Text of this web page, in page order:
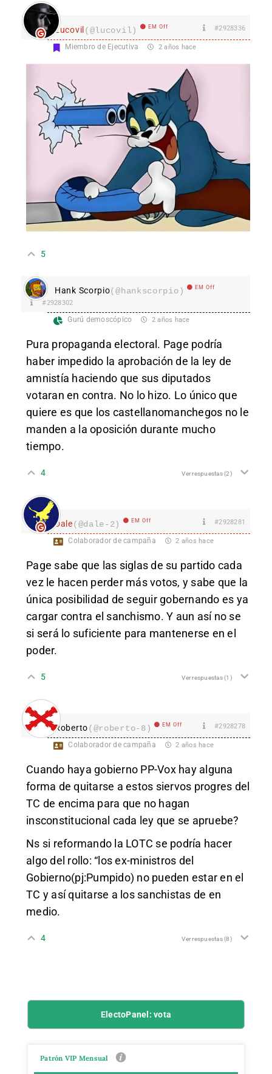
Lucovil(@lucovil) EM Off #2928336
Miembro de Ejecutiva 2 años hace
5
Hank Scorpio(@hankscorpio) EM Off
#2928302
Gurú demoscópico 2 años hace
Pura propaganda electoral. Page podría
haber impedido la aprobación de la ley de
amnistía haciendo que sus diputados
votaran en contra. No lo hizo. Lo único que
quiere es que los castellanomanchegos no le
manden a la oposición durante mucho
tiempo.
4 Ver respuestas(2)
Dale(@dale-2) EM Off #2928281
Colaborador de campaña 2 años hace
Page sabe que las siglas de su partido cada
vez le hacen perder más votos, y sabe que la
única posibilidad de seguir gobernando es ya
cargar contra el sanchismo. Y aun así no se
si será lo suficiente para mantenerse en el
poder.
5 Ver respuestas(1)
Roberto(@roberto-8) EM Off #2928278
Colaborador de campaña 2 años hace
Cuando haya gobierno PP-Vox hay alguna
forma de quitarse a estos siervos progres del
TC de encima para que no hagan
insconstitucional cada ley que se apruebe?
Ns si reformando la LOTC se podría hacer
algo del rollo: “los ex-ministros del
Gobierno(pj:Pumpido) no pueden estar en el
TC y así quitarse a los sanchistas de en
medio.
4 Ver respuestas(8)
ElectoPanel: vota
Patrón VIP Mensual